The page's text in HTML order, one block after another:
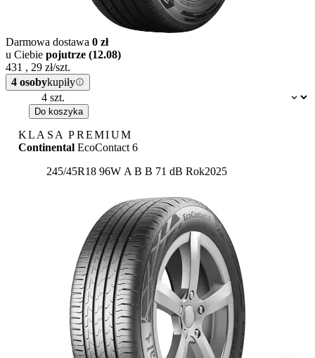
Dostępność:
Darmowa dostawa 0 zł
u Ciebie pojutrze (12.08)
431 , 29 zł/szt.
4 osobykupiły
Do koszyka
KLASA PREMIUM
Continental EcoContact 6
245/45R18 96W Etykieta:
A B B 71 dB Rok2025